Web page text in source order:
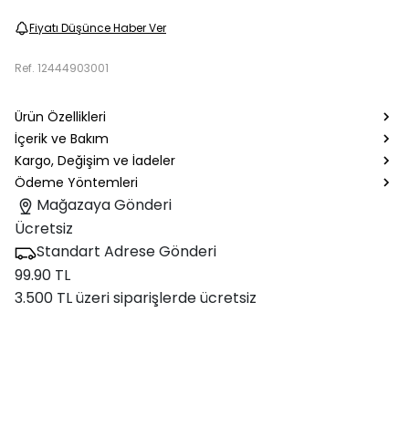
Fiyatı Düşünce Haber Ver
Ref. 12444903001
Ürün Özellikleri
İçerik ve Bakım
Kargo, Değişim ve İadeler
Ödeme Yöntemleri
Mağazaya Gönderi
Ücretsiz
Standart Adrese Gönderi
99.90 TL
3.500 TL üzeri siparişlerde ücretsiz